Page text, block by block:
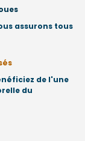
assurons tous
de l'une
du